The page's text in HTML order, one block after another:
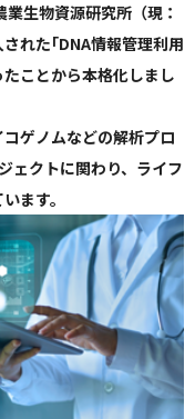
生物資源研究所（現：
れた｢DNA情報管理利用
ことから本格化しまし
ゲノムなどの解析プロ
ェクトに関わり、ライフ
ます。